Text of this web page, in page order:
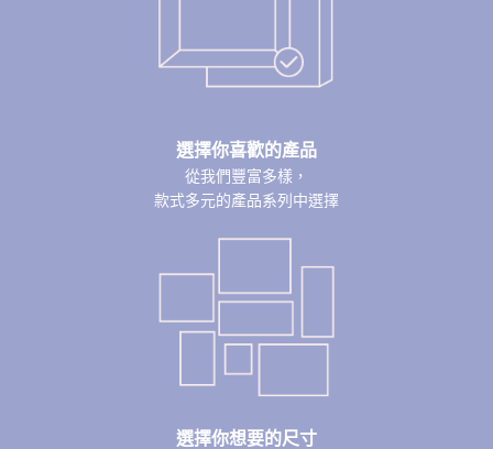
選擇你喜歡的產品
從我們豐富多樣，
款式多元的產品系列中選擇
選擇你想要的尺寸